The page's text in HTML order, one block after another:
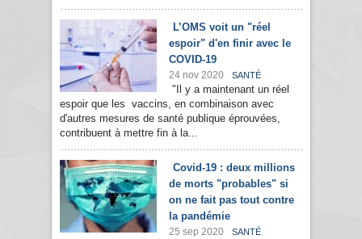
L’OMS voit un "réel
espoir" d'en finir avec le
COVID-19
24 nov 2020 SANTÉ
"Il y a maintenant un réel
espoir que les vaccins, en combinaison avec
d'autres mesures de santé publique éprouvées,
contribuent à mettre fin à la...
Covid-19 : deux millions
de morts "probables" si
on ne fait pas tout contre
la pandémie
25 sep 2020 SANTÉ